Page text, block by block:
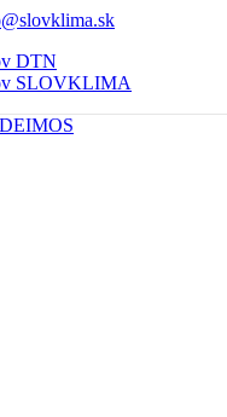
DTN
SLOVKLIMA